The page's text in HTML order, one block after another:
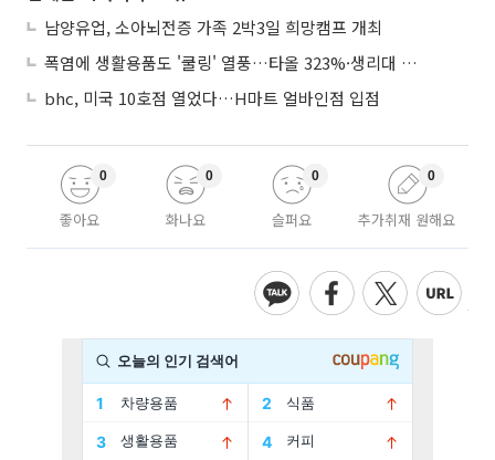
남양유업, 소아뇌전증 가족 2박3일 희망캠프 개최
폭염에 생활용품도 '쿨링' 열풍…타올 323%·생리대 450% 판매 급증
bhc, 미국 10호점 열었다…H마트 얼바인점 입점
좋아요
0
화나요
0
슬퍼요
0
추가취재 원해요
0